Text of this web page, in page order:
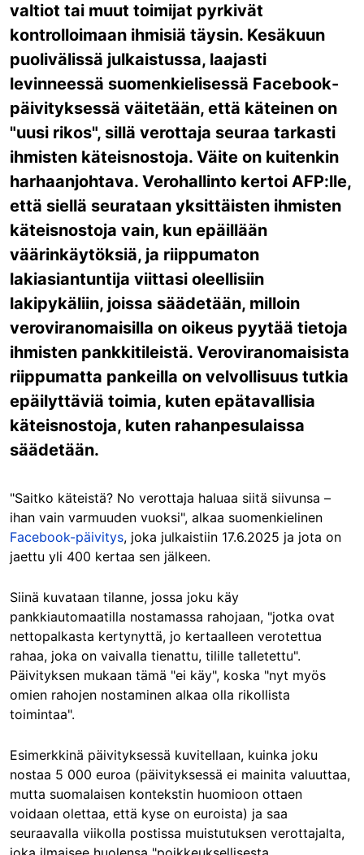
valtiot tai muut toimijat pyrkivät
kontrolloimaan ihmisiä täysin. Kesäkuun
puolivälissä julkaistussa, laajasti
levinneessä suomenkielisessä Facebook-
päivityksessä väitetään, että käteinen on
"uusi rikos", sillä verottaja seuraa tarkasti
ihmisten käteisnostoja. Väite on kuitenkin
harhaanjohtava. Verohallinto kertoi AFP:lle,
että siellä seurataan yksittäisten ihmisten
käteisnostoja vain, kun epäillään
väärinkäytöksiä, ja riippumaton
lakiasiantuntija viittasi oleellisiin
lakipykäliin, joissa säädetään, milloin
veroviranomaisilla on oikeus pyytää tietoja
ihmisten pankkitileistä. Veroviranomaisista
riippumatta pankeilla on velvollisuus tutkia
epäilyttäviä toimia, kuten epätavallisia
käteisnostoja, kuten rahanpesulaissa
säädetään.
"Saitko käteistä? No verottaja haluaa siitä siivunsa –
ihan vain varmuuden vuoksi", alkaa suomenkielinen
Facebook-päivitys, joka julkaistiin 17.6.2025 ja jota on
jaettu yli 400 kertaa sen jälkeen.
Siinä kuvataan tilanne, jossa joku käy
pankkiautomaatilla nostamassa rahojaan, "jotka ovat
nettopalkasta kertynyttä, jo kertaalleen verotettua
rahaa, joka on vaivalla tienattu, tilille talletettu".
Päivityksen mukaan tämä "ei käy", koska "nyt myös
omien rahojen nostaminen alkaa olla rikollista
toimintaa".
Esimerkkinä päivityksessä kuvitellaan, kuinka joku
nostaa 5 000 euroa (päivityksessä ei mainita valuuttaa,
mutta suomalaisen kontekstin huomioon ottaen
voidaan olettaa, että kyse on euroista) ja saa
seuraavalla viikolla postissa muistutuksen verottajalta,